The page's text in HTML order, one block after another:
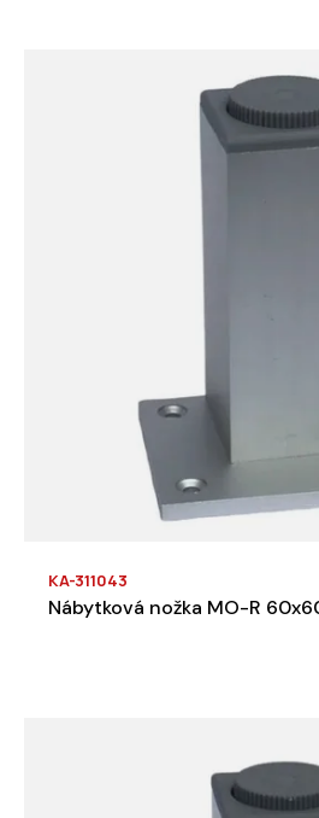
KA-311043
Nábytková nožka MO-R